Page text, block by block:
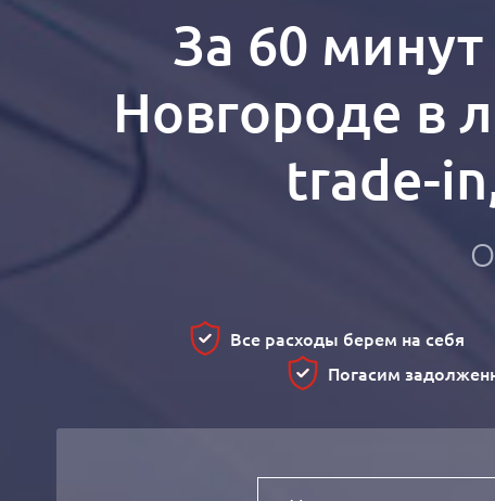
За 60
Новгороде в
trade-
Все расходы берем на себя
Погасим